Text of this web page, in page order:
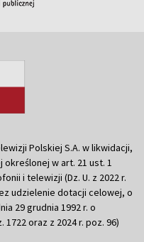
Polskiej S.A. w likwidacji,
w art. 21 ust. 1
i telewizji (Dz. U. z 2022 r.
udzielenie dotacji celowej, o
29 grudnia 1992 r. o
oraz z 2024 r. poz. 96)